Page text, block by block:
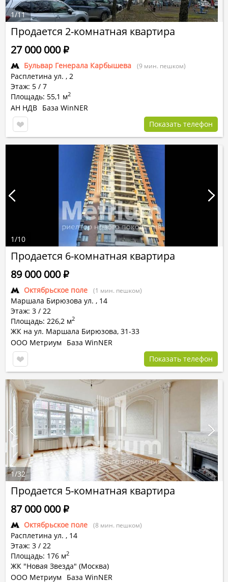
Продается 2-комнатная квартира
Бульвар Генерала Карбышева (9 мин. пешком)
Расплетина ул. , 2
Этаж: 5 / 7
Площадь: 55,1 м2
27 000 000Р
АН НДВ База WinNER
Показать телефон
1/11
Продается 6-комнатная квартира
Октябрьское поле (1 мин. пешком)
Маршала Бирюзова ул. , 14
Этаж: 3 / 22
Площадь: 226,2 м2
ЖК на ул. Маршала Бирюзова, 31-33
89 000 000Р
ООО Метриум
База WinNER
Показать телефон
1/10
Продается 5-комнатная квартира
Октябрьское поле (8 мин. пешком)
Расплетина ул. , 14
Этаж: 3 / 22
Площадь: 176 м2
ЖК "Новая Звезда" (Москва)
87 000 000Р
ООО Метриум База WinNER
1/32